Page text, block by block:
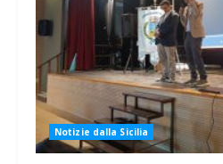
Notizie dalla Sicilia